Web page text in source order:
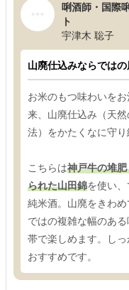
唎酒師・国際
ト
宇津木 聡子
山廃仕込みならでは
お米のもつ味わいを
来、山廃仕込み（天
法）をかたくなに守り
こちらは神戸牛の堆
られた山田錦を使い
純米酒。山廃をきわ
ではの複雑な幅のあ
帯で楽しめます。し
おすすめです。